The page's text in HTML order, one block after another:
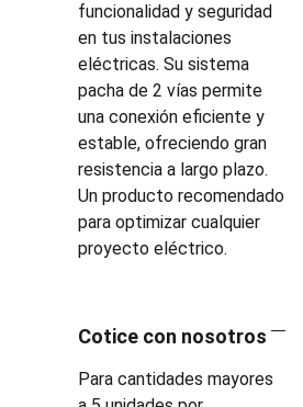
funcionalidad y seguridad
en tus instalaciones
eléctricas. Su sistema
pacha de 2 vías permite
una conexión eficiente y
estable, ofreciendo gran
resistencia a largo plazo.
Un producto recomendado
para optimizar cualquier
proyecto eléctrico.
Cotice con nosotros
Para cantidades mayores